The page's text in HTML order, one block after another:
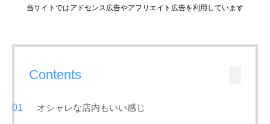
当サイトではアドセンス広告やアフリエイト広告を利用しています
Contents
オシャレな店内もいい感じ